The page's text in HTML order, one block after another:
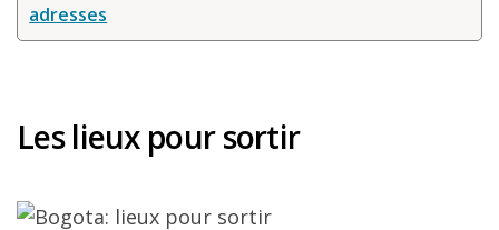
adresses
Les lieux pour sortir